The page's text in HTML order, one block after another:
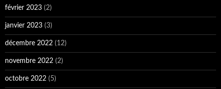
février 2023 (2)
janvier 2023 (3)
décembre 2022 (12)
novembre 2022 (2)
octobre 2022 (5)